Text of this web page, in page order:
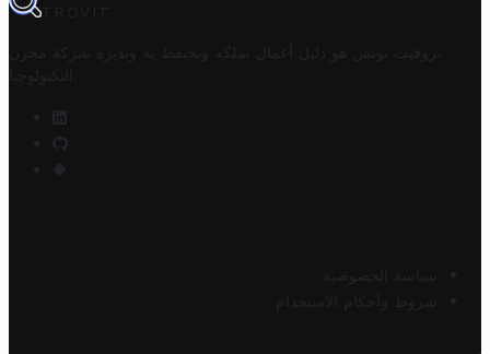
TROVIT
تروفيت تونس هو دليل أعمال تملكه وتحتفظ به وتديره
شركة مخزن
التكنولوجيا
سياسة الخصوصية
شروط وأحكام الاستخدام